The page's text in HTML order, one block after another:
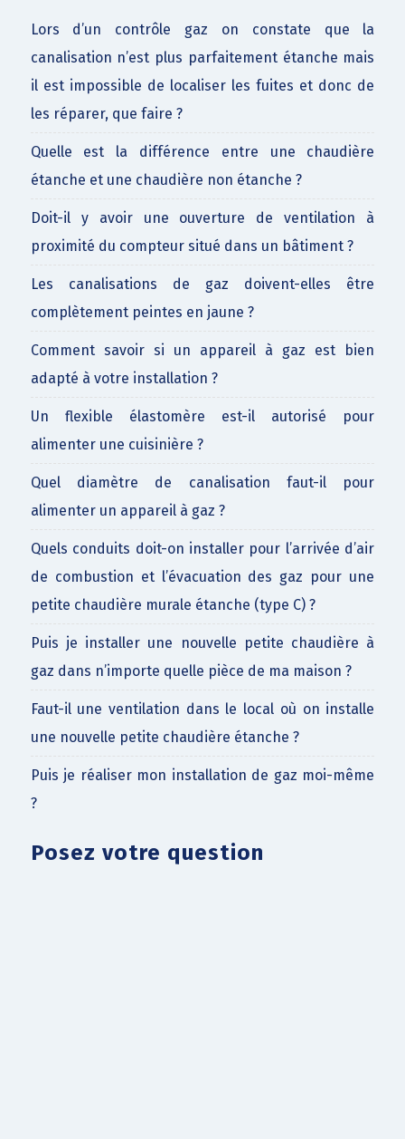
Lors d’un contrôle gaz on constate que la
canalisation n’est plus parfaitement étanche mais
il est impossible de localiser les fuites et donc de
les réparer, que faire ?
Quelle est la différence entre une chaudière
étanche et une chaudière non étanche ?
Doit-il y avoir une ouverture de ventilation à
proximité du compteur situé dans un bâtiment ?
Les canalisations de gaz doivent-elles être
complètement peintes en jaune ?
Comment savoir si un appareil à gaz est bien
adapté à votre installation ?
Un flexible élastomère est-il autorisé pour
alimenter une cuisinière ?
Quel diamètre de canalisation faut-il pour
alimenter un appareil à gaz ?
Quels conduits doit-on installer pour l’arrivée d’air
de combustion et l’évacuation des gaz pour une
petite chaudière murale étanche (type C) ?
Puis je installer une nouvelle petite chaudière à
gaz dans n’importe quelle pièce de ma maison ?
Faut-il une ventilation dans le local où on installe
une nouvelle petite chaudière étanche ?
Puis je réaliser mon installation de gaz moi-même
?
Posez votre question